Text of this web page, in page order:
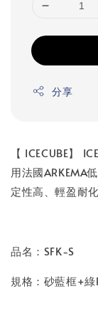
分享
【 ICECUBE】
用法國ARKEMA
定性高、輕盈耐
品名：SFK-S
規格：砂藍框+綠